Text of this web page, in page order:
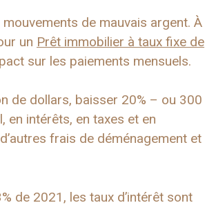
de mauvais argent. À
un Prêt immobilier à taux fixe de
sur les paiements mensuels.
de dollars, baisser 20% – ou 300
intérêts, en taxes et en
frais de déménagement et
de 2021, les taux d’intérêt sont